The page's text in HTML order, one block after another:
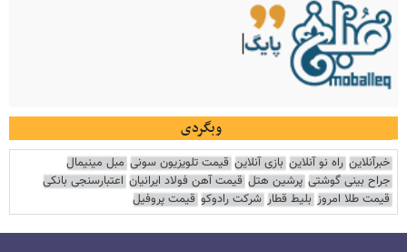
وبگردی
خبرآنلاین راه نو آنلاین بازی آنلاین قیمت تلویزیون سونی مبل مینیمال
جراح بینی گوشتی پرشین هتل قیمت آهن فولاد ایرانیان اعتبارسنجی بانکی
قیمت طلا امروز بلیط قطار شرکت رادوکو قیمت پروفیل